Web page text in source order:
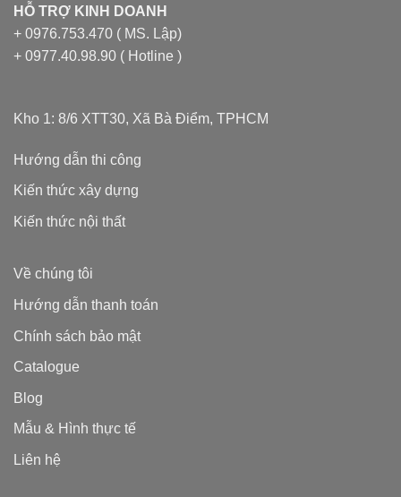
HỖ TRỢ KINH DOANH
+ 0976.753.470 ( MS. Lập)
+ 0977.40.98.90 ( Hotline )
Kho 1: 8/6 XTT30, Xã Bà Điểm, TPHCM
Hướng dẫn thi công
Kiến thức xây dựng
Kiến thức nội thất
Về chúng tôi
Hướng dẫn thanh toán
Chính sách bảo mật
Catalogue
Blog
Mẫu & Hình thực tế
Liên hệ